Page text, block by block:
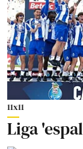
11x11
Liga